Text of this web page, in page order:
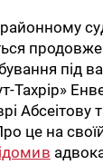
під
Тахрір»
Абсеітову
це на